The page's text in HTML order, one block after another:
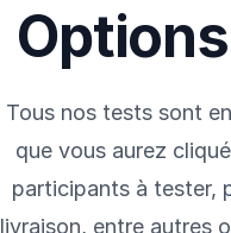
Tous nos tests sont
que vous aurez
participants à tester,
livraison, entre autres